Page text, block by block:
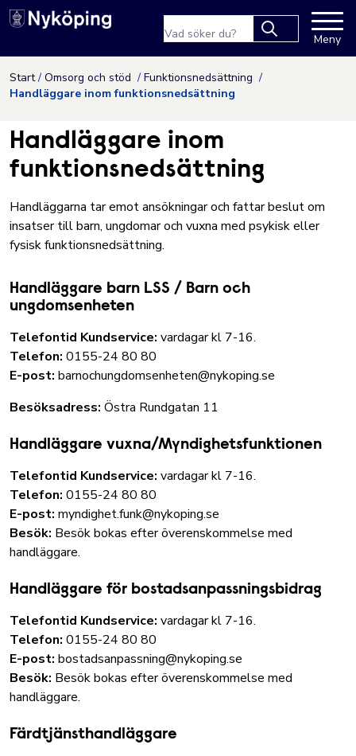
Hoppa till innehåll
Nyköpings kommuns
results.
Meny
Start Omsorg och stöd
Funktionsnedsättning
Handläggare inom funktionsnedsättning
Handläggare inom
funktionsnedsättning
Handläggarna tar emot ansökningar och fattar beslut om
insatser till barn, ungdomar och vuxna med psykisk eller
fysisk funktionsnedsättning.
Handläggare barn LSS / Barn och
ungdomsenheten
Telefontid Kundservice: vardagar kl 7-16.
Telefon: 0155-24 80 80
E-post: barnochungdomsenheten@nykoping.se
Besöksadress: Östra Rundgatan 11
Handläggare vuxna/Myndighetsfunktionen
Telefontid Kundservice: vardagar kl 7-16.
Telefon: 0155-24 80 80
E-post: myndighet.funk@nykoping.se
Besök: Besök bokas efter överenskommelse med
handläggare.
Handläggare för bostadsanpassningsbidrag
Telefontid Kundservice: vardagar kl 7-16.
Telefon: 0155-24 80 80
E-post: bostadsanpassning@nykoping.se
Besök: Besök bokas efter överenskommelse med
handläggare.
Färdtjänsthandläggare